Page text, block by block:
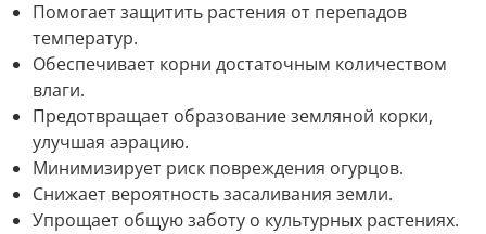
Помогает защитить растения от перепадов
температур.
Обеспечивает корни достаточным количеством
влаги.
Предотвращает образование земляной корки,
улучшая аэрацию.
Минимизирует риск повреждения огурцов.
Снижает вероятность засаливания земли.
Упрощает общую заботу о культурных растениях.